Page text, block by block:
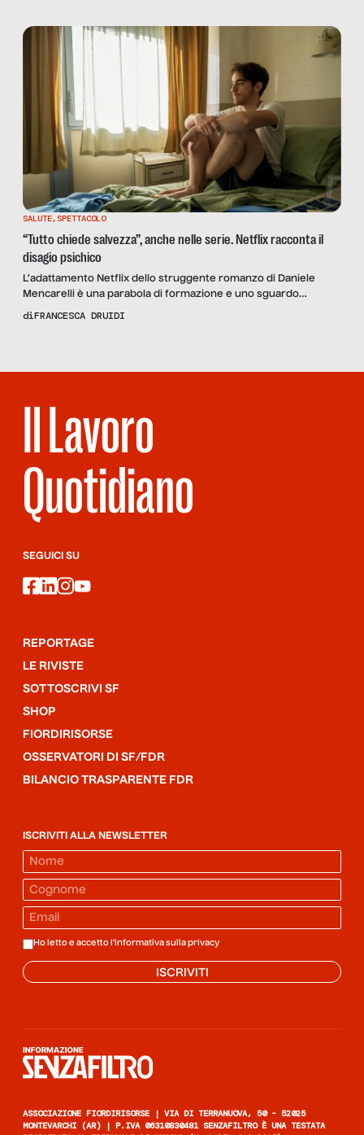
competenze e tecnologie.
SALUTE, SPETTACOLO
“Tutto chiede salvezza”, anche nelle serie. Netflix racconta il
disagio psichico
L’adattamento Netflix dello struggente romanzo di Daniele
Mencarelli è una parabola di formazione e uno sguardo
empatico sulla malattia mentale.
diFRANCESCA DRUIDI
Il Lavoro
Quotidiano
SEGUICI SU
facebook
linkedin
instagram
youtube
REPORTAGE
LE RIVISTE
SOTTOSCRIVI SF
SHOP
FIORDIRISORSE
OSSERVATORI DI SF/FDR
BILANCIO TRASPARENTE FDR
ISCRIVITI ALLA NEWSLETTER
Ho letto e accetto l'informativa sulla privacy
ISCRIVITI
ASSOCIAZIONE FIORDIRISORSE | VIA DI TERRANUOVA, 50 - 52025
MONTEVARCHI (AR) | P.IVA 06310830481 SENZAFILTRO È UNA TESTATA